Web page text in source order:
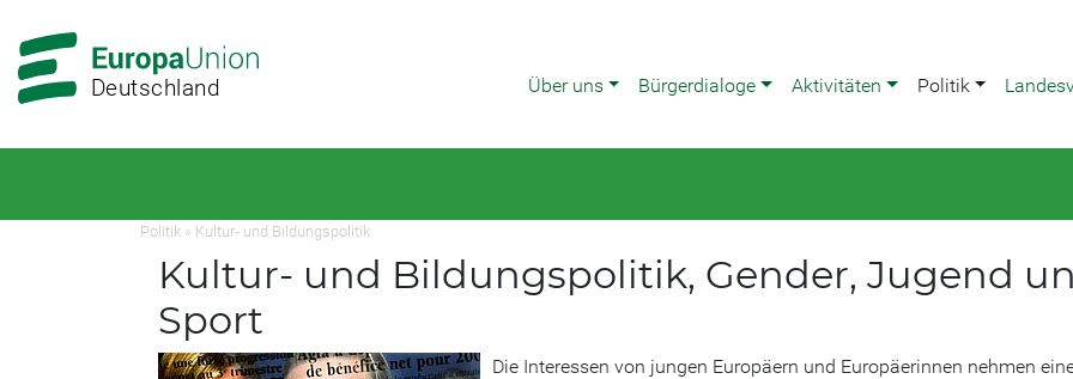
Hauptnavigation
Hauptbereich
Deutschland Über uns Bürgerdialoge Aktivitäten Politik
Politik » Kultur- und Bildungspolitik
Kultur- und Bildungspolitik, Gender, Jugend
Sport
Die Interessen von jungen Europäern und Europäerinnen nehmen